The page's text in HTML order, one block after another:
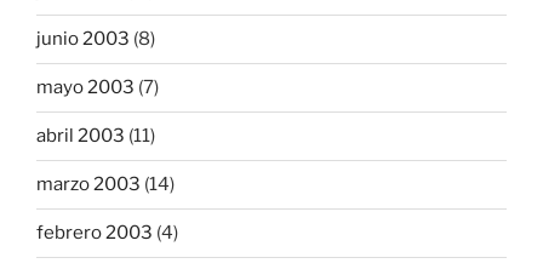
junio 2003 (8)
mayo 2003 (7)
abril 2003 (11)
marzo 2003 (14)
febrero 2003 (4)